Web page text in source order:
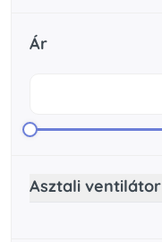
Ár
Asztali ventilátor